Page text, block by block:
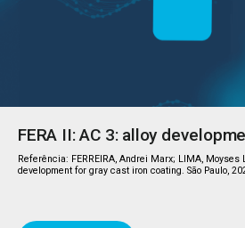
FERA II: AC 3: alloy
Referência: FERREIRA, Andrei Marx; LIMA, Moyses
development for gray cast iron coating. São Paulo,